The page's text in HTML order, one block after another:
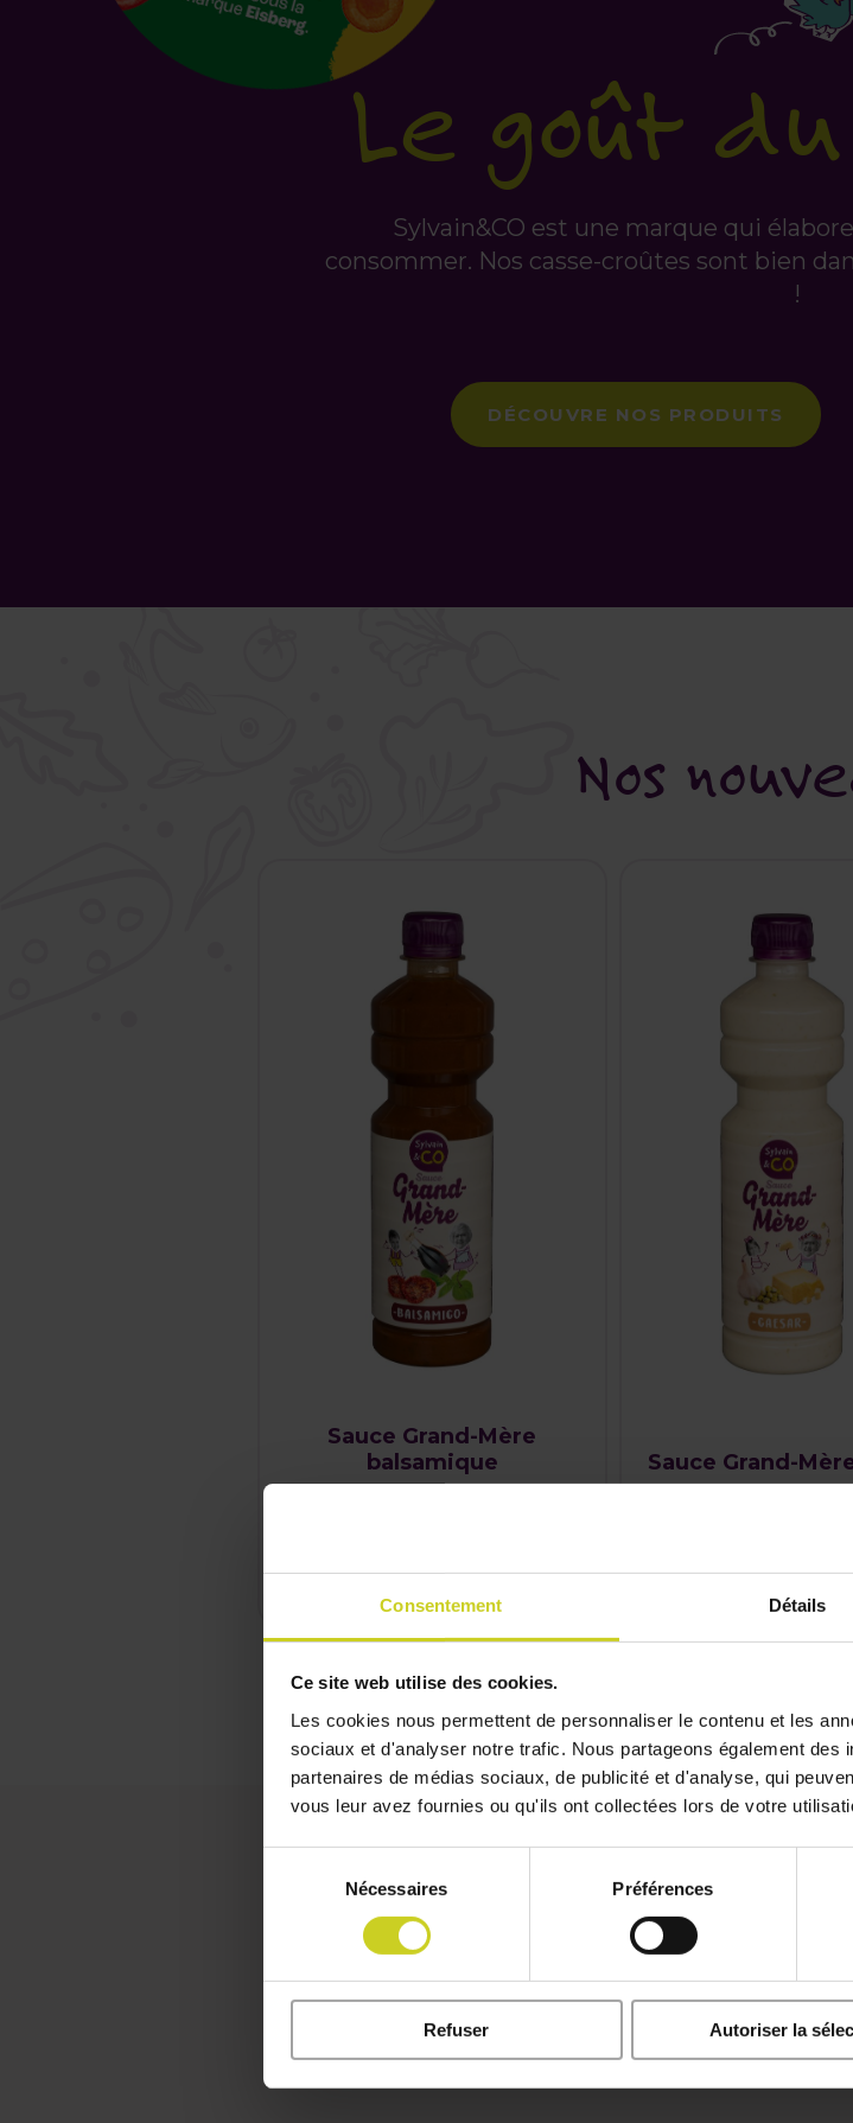
Consentement Détails
Ce site web utilise des cookies.
Les cookies nous permettent de personnaliser le contenu et les
sociaux et d'analyser notre trafic. Nous partageons également
partenaires de médias sociaux, de publicité et d'analyse, qui
vous leur avez fournies ou qu'ils ont collectées lors de votre
consentement
Nécessaires Préférences
Refuser Autoriser la
Le goût
Sylvain&CO est une marque qui
consommer. Nos casse-croûtes sont bien
!
DÉCOUVRE NOS PRODUITS
Nos
Sauce Grand-Mère
balsamique
Sauce Grand-
Nos produits ne